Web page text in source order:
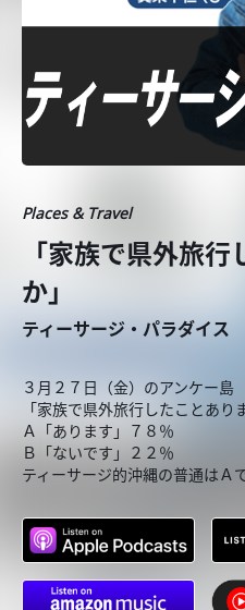
Places & Travel
「家族で県外旅
か」
ティーサージ・パラダイス
３月２７日（金）のアンケー島
「家族で県外旅行したことあり
Ａ「あります」７８％
Ｂ「ないです」２２％
ティーサージ的沖縄の普通はＡ